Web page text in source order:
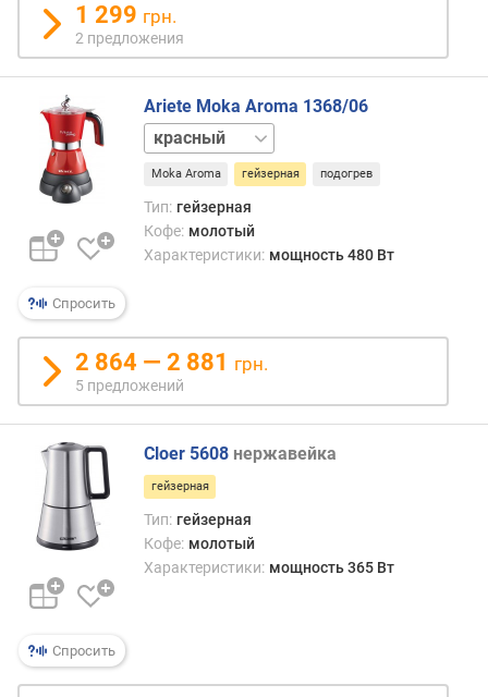
с
с
о
т
д
е
ш
е
в
х
к
д
о
р
о
т
о
г
и
1 299 грн.
2 предложения
Спросить
Ariete Moka Aroma 1368/06
черный
Moka Aroma гейзерная подогрев
Тип: гейзерная
Кофе: молотый
Характеристики: мощность 480 Вт
2 864 — 2 881 грн.
5 предложений
Спросить
Cloer 5608 нержавейка
гейзерная
Тип: гейзерная
Кофе: молотый
Характеристики: мощность 365 Вт